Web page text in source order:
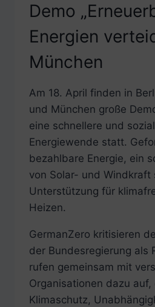
Demo
Energien
München
Am 18. April finden in
und München große
eine schnellere und
Energiewende statt.
bezahlbare Energie, ein
von Solar- und Windkraft
Unterstützung für
Heizen.
GermanZero kritisieren
der Bundesregierung als
rufen gemeinsam mit
Organisationen dazu
Klimaschutz,